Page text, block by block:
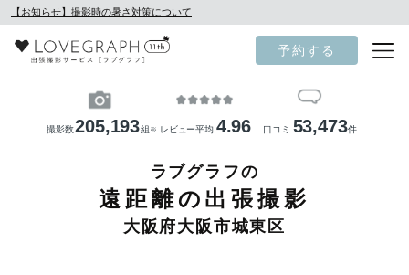
【お知らせ】撮影時の暑さ対策について
予約する
撮影数205,193組 ※ レビュー平均 4.96 口コミ 53,473件
ラブグラフの
遠距離の出張撮影
大阪府大阪市城東区